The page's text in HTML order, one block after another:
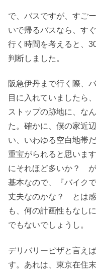
で、バスですが、すご
いで帰るバスなら、す
行く時間を考えると、
判断しました。
阪急伊丹まで行く際、
目に入れていましたら
ストップの跡地に、な
た。確かに、僕の家近
い、いわゆる空白地帯
重宝がられると思いま
にそれほど多いか？
基本なので、『バイク
丈夫なのかな？ とは感
も、何の計画性もなし
でもないでしょうし。
デリバリーピザと言え
す。あれは、東京在住